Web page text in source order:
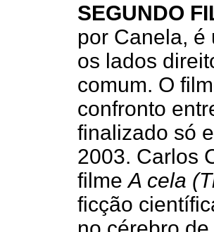
SEGUNDO
por Canela, é
os lados
comum. O
confronto
finalizado só
2003. Carlos
filmeA cela
ficção